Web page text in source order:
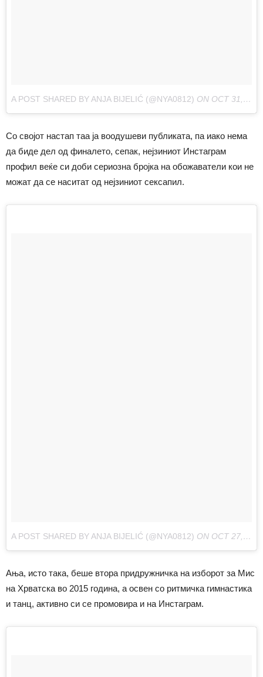
A POST SHARED BY ANJA BIJELIĆ (@NYA0812) ON OCT 31, 2017 AT 5:19AM PDT
Со својот настап таа ја воодушеви публиката, па иако нема
да биде дел од финалето, сепак, нејзиниот Инстаграм
профил веќе си доби сериозна бројка на обожаватели кои не
можат да се наситат од нејзиниот сексапил.
A POST SHARED BY ANJA BIJELIĆ (@NYA0812) ON OCT 27, 2017 AT 10:22AM PDT
Ања, исто така, беше втора придружничка на изборот за Мис
на Хрватска во 2015 година, а освен со ритмичка гимнастика
и танц, активно си се промовира и на Инстаграм.